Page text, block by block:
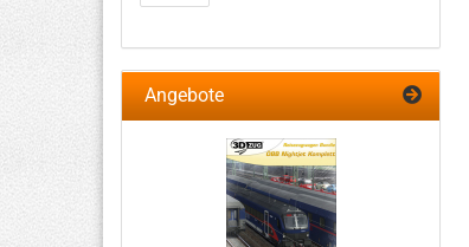
Angebote